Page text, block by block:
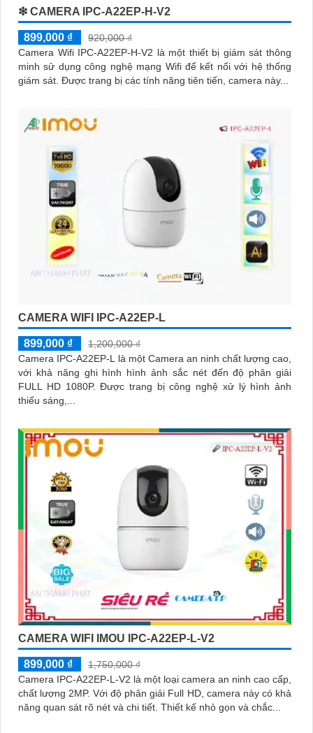
❇ CAMERA IPC-A22EP-H-V2
899,000 ₫
920,000 ₫
Camera Wifi IPC-A22EP-H-V2 là một thiết bị giám sát thông
minh sử dụng công nghệ mạng Wifi để kết nối với hệ thống
giám sát. Được trang bị các tính năng tiên tiến, camera này...
CAMERA WIFI IPC-A22EP-L
899,000 ₫
1,200,000 ₫
Camera IPC-A22EP-L là một Camera an ninh chất lượng cao,
với khả năng ghi hình hình ảnh sắc nét đến độ phân giải
FULL HD 1080P. Được trang bị công nghệ xử lý hình ảnh
thiếu sáng,...
CAMERA WIFI IMOU IPC-A22EP-L-V2
899,000 ₫
1,750,000 ₫
Camera IPC-A22EP-L-V2 là một loại camera an ninh cao cấp,
chất lượng 2MP. Với độ phân giải Full HD, camera này có khả
năng quan sát rõ nét và chi tiết. Thiết kế nhỏ gọn và chắc...